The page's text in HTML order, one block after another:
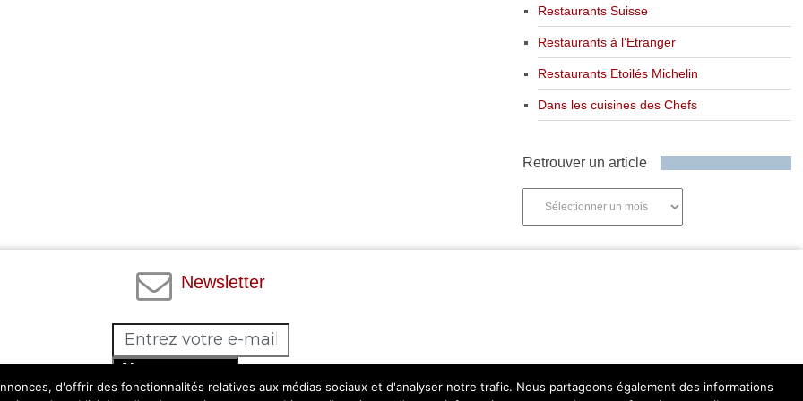
Restaurants Suisse
Restaurants à l’Etranger
Restaurants Etoilés Michelin
Dans les cuisines des Chefs
Retrouver un article
Newsletter
Abonnez-vous
Facebook
d'offrir des fonctionnalités relatives aux médias sociaux et d'analyser notre trafic. Nous partageons également des informations